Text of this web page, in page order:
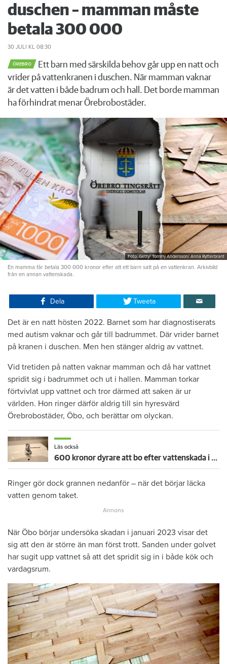
duschen – mamman måste
betala 300 000
30 JULI KL 08:30
ÖREBRO
Ett barn med särskilda behov går upp en natt och
vrider på vattenkranen i duschen. När mamman vaknar
är det vatten i både badrum och hall. Det borde mamman
ha förhindrat menar Örebrobostäder.
Foto: Getty/ Tommy Andersson/ Anna Rytterbrant
En mamma får betala 300 000 kronor efter att ett barn satt på en vattenkran. Arkivbild
från en annan vattenskada.
Dela Tweeta
Det är en natt hösten 2022. Barnet som har diagnostiserats
med autism vaknar och går till badrummet. Där vrider barnet
på kranen i duschen. Men hen stänger aldrig av vattnet.
Vid tretiden på natten vaknar mamman och då har vattnet
spridit sig i badrummet och ut i hallen. Mamman torkar
förtvivlat upp vattnet och tror därmed att saken är ur
världen. Hon ringer därför aldrig till sin hyresvärd
Örebrobostäder, Öbo, och berättar om olyckan.
Läs också
600 kronor dyrare att bo efter vattenskada i Varberg
Ringer gör dock grannen nedanför – när det börjar läcka
vatten genom taket.
När Öbo börjar undersöka skadan i januari 2023 visar det
sig att den är större än man först trott. Sanden under golvet
har sugit upp vattnet så att det spridit sig in i både kök och
vardagsrum.